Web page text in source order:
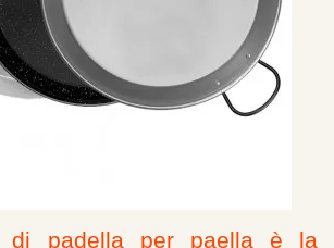
di padella per paella è la